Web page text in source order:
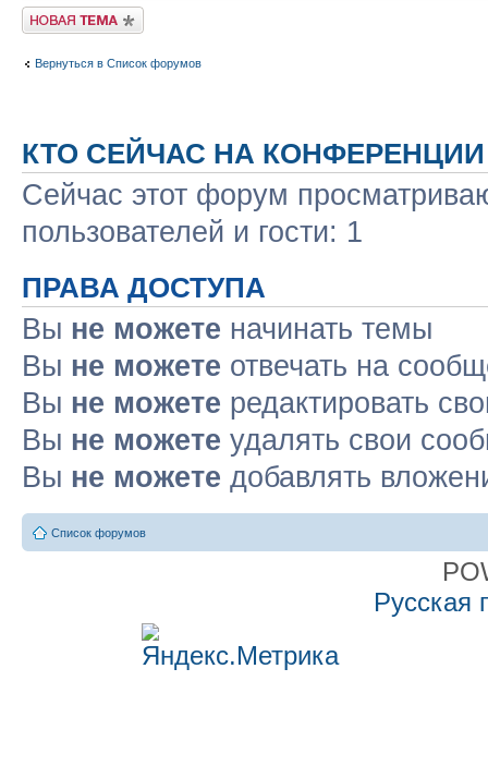
Новая тема
Вернуться в Список форумов
КТО СЕЙЧАС НА КОНФЕРЕНЦИИ
Сейчас этот форум
пользователей и гости: 1
ПРАВА ДОСТУПА
Вы не можете начинать темы
Вы не можете отвечать на
Вы не можете редактировать
Вы не можете удалять свои
Вы не можете добавлять
Список форумов
Русская